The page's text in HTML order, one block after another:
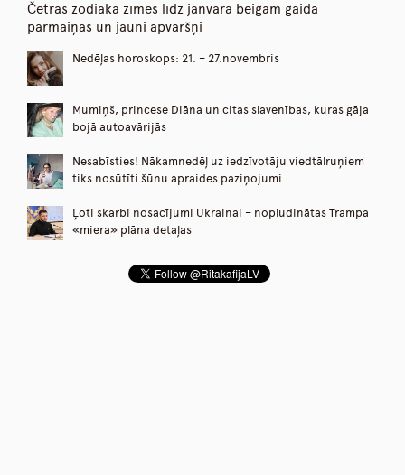
Četras zodiaka zīmes līdz janvāra beigām gaida
pārmaiņas un jauni apvāršņi
Nedēļas horoskops: 21. – 27.novembris
Mumiņš, princese Diāna un citas slavenības, kuras gāja
bojā autoavārijās
Nesabīsties! Nākamnedēļ uz iedzīvotāju viedtālruņiem
tiks nosūtīti šūnu apraides paziņojumi
Ļoti skarbi nosacījumi Ukrainai – nopludinātas Trampa
«miera» plāna detaļas